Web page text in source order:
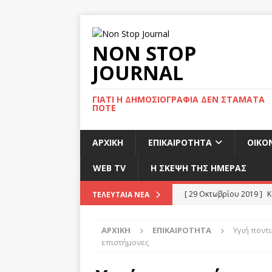
NON STOP
JOURNAL
ΓΙΑΤΊ Η ΔΗΜΟΣΙΟΓΡΑΦΊΑ ΔΕΝ ΣΤΑΜΑΤΆ
ΠΟΤΈ
ΑΡΧΙΚΉ ΕΠΙΚΑΙΡΌΤΗΤΑ
WEB TV Η ΣΚΕΨΗ ΤΗΣ ΗΜΕΡΑΣ
ΤΕΛΕΥΤΑΊΑ ΝΈΑ [ 29 Οκτωβρίου 2019 ]
[ 29 Οκτωβρίου 2019 ]
ΑΡΧΙΚΉ ΕΠΙΚΑΙΡΌΤΗΤΑ
Υγιή
επιστήμονες